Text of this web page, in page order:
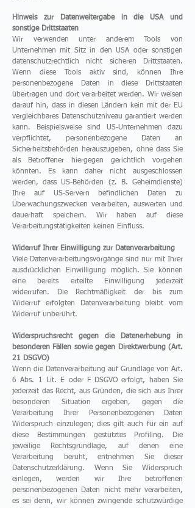
Hinweis zur Datenweitergabe in die USA und
sonstige Drittstaaten
Wir verwenden unter anderem Tools von
Unternehmen mit Sitz in den USA oder sonstigen
datenschutzrechtlich nicht sicheren Drittstaaten.
Wenn diese Tools aktiv sind, können Ihre
personenbezogene Daten in diese Drittstaaten
übertragen und dort verarbeitet werden. Wir weisen
darauf hin, dass in diesen Ländern kein mit der EU
vergleichbares Datenschutzniveau garantiert werden
kann. Beispielsweise sind US-Unternehmen dazu
verpflichtet, personenbezogene Daten an
Sicherheitsbehörden herauszugeben, ohne dass Sie
als Betroffener hiergegen gerichtlich vorgehen
könnten. Es kann daher nicht ausgeschlossen
werden, dass US-Behörden (z. B. Geheimdienste)
Ihre auf US-Servern befindlichen Daten zu
Überwachungszwecken verarbeiten, auswerten und
dauerhaft speichern. Wir haben auf diese
Verarbeitungstätigkeiten keinen Einfluss.
Widerruf Ihrer Einwilligung zur Datenverarbeitung
Viele Datenverarbeitungsvorgänge sind nur mit Ihrer
ausdrücklichen Einwilligung möglich. Sie können
eine bereits erteilte Einwilligung jederzeit
widerrufen. Die Rechtmäßigkeit der bis zum
Widerruf erfolgten Datenverarbeitung bleibt vom
Widerruf unberührt.
Widerspruchsrecht gegen die Datenerhebung in
besonderen Fällen sowie gegen Direktwerbung (Art.
21 DSGVO)
Wenn die Datenverarbeitung auf Grundlage von Art.
6 Abs. 1 Lit. E oder F DSGVO erfolgt, haben Sie
jederzeit das Recht, aus Gründen, die sich aus Ihrer
besonderen Situation ergeben, gegen die
Verarbeitung Ihrer Personenbezogenen Daten
Widerspruch einzulegen; dies gilt auch für ein auf
diese Bestimmungen gestütztes Profiling. Die
jeweilige Rechtsgrundlage, auf denen eine
Verarbeitung beruht, entnehmen Sie dieser
Datenschutzerklärung. Wenn Sie Widerspruch
einlegen, werden wir Ihre betroffenen
personenbezogenen Daten nicht mehr verarbeiten,
es sei denn, wir können zwingende schutzwürdige